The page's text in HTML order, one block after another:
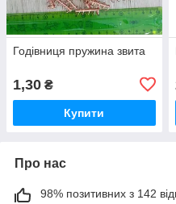
Годівниця пружина звита
1,30 ₴
Купити
Про нас
98% позитивних з 142